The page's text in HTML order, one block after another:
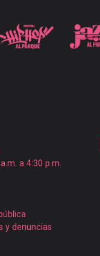
a 4:30 p.m.
y denuncias